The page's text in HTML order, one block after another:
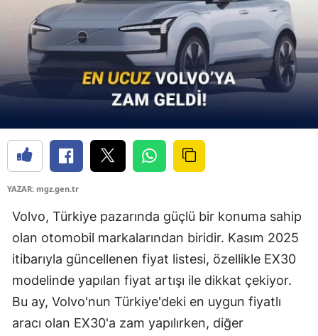
YAZAR: mgz.gen.tr
Volvo, Türkiye pazarında güçlü bir konuma sahip
olan otomobil markalarından biridir. Kasım 2025
itibarıyla güncellenen fiyat listesi, özellikle EX30
modelinde yapılan fiyat artışı ile dikkat çekiyor.
Bu ay, Volvo'nun Türkiye'deki en uygun fiyatlı
aracı olan EX30'a zam yapılırken, diğer